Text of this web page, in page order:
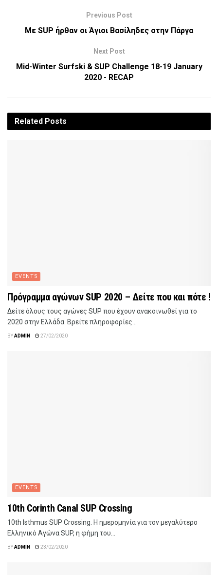
Previous Post
Με SUP ήρθαν οι Άγιοι Βασίληδες στην Πάργα
Next Post
Mid-Winter Surfski & SUP Challenge 18-19 January
2020 - RECAP
Related Posts
EVENTS
Πρόγραμμα αγώνων SUP 2020 – Δείτε που και πότε !
Δείτε όλους τους αγώνες SUP που έχουν ανακοινωθεί για το
2020 στην Ελλάδα. Βρείτε πληροφορίες...
BYADMIN 27/02/2020
EVENTS
10th Corinth Canal SUP Crossing
10th Isthmus SUP Crossing. Η ημερομηνία για τον μεγαλύτερο
Ελληνικό Αγώνα SUP, η φήμη του...
BYADMIN 23/02/2020